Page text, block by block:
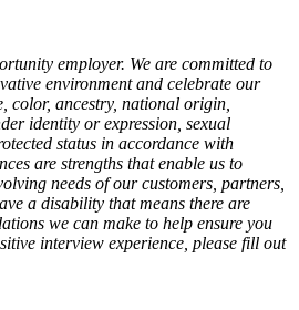
employer. We are committed to
environment and celebrate our
color, ancestry, national origin,
identity or expression, sexual
status in accordance with
are strengths that enable us to
needs of our customers, partners,
a disability that means there are
we can make to help ensure you
interview experience, please fill out